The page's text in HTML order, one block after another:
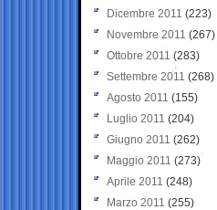
Dicembre 2011 (223)
Novembre 2011 (267)
Ottobre 2011 (283)
Settembre 2011 (268)
Agosto 2011 (155)
Luglio 2011 (204)
Giugno 2011 (262)
Maggio 2011 (273)
Aprile 2011 (248)
Marzo 2011 (255)